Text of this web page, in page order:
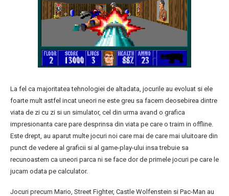
La fel ca majoritatea tehnologiei de altadata, jocurile au evoluat si ele
foarte mult astfel incat uneori ne este greu sa facem deosebirea dintre
viata de zi cu zi si un simulator, cel din urma avand o grafica
impresionanta care pare desprinsa din viata pe care o traim in offline.
Este drept, au aparut multe jocuri noi care mai de care mai uluitoare din
punct de vedere al graficii si al game-play-ului insa trebuie sa
recunoastem ca uneori parca ni se face dor de primele jocuri pe care le
jucam odata pe calculator.
Jocuri precum Mario, Street Fighter, Castle Wolfenstein si Pac-Man au